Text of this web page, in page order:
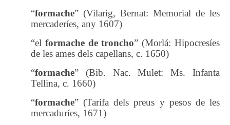
“formache” (Vilarig, Bernat: Memorial de les
mercaderíes, any 1607)
“el formache de troncho” (Morlá: Hipocresíes
de les ames dels capellans, c. 1650)
“formache” (Bib. Nac. Mulet: Ms. Infanta
Tellina, c. 1660)
“formache” (Tarifa dels preus y pesos de les
mercaduríes, 1671)